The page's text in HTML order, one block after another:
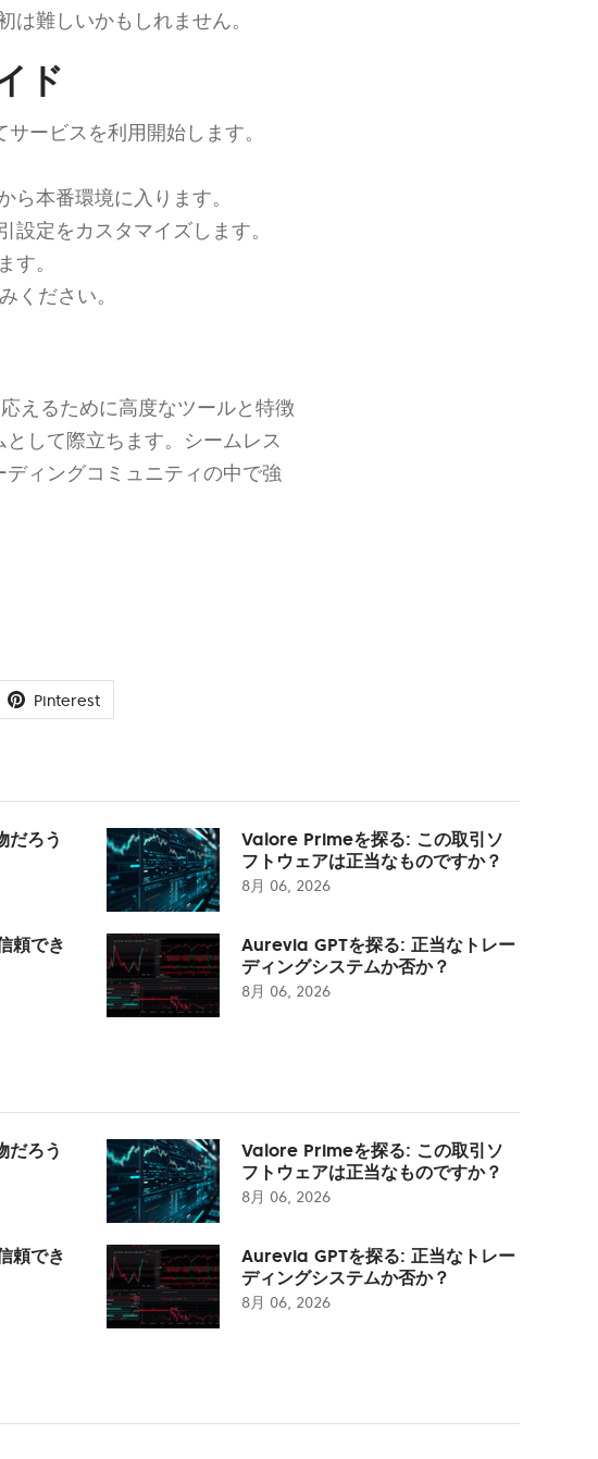
は難しいかもしれません。
ド
ービスを利用開始します。
本番環境に入ります。
設定をカスタマイズします。
す。
ください。
えるために高度なツールと特徴
して際立ちます。シームレス
ィングコミュニティの中で強
Pinterest
だろう
Valore Primeを探る: この取引ソ
フトウェアは正当なものですか？
8月 06, 2026
頼でき
Aurevia GPTを探る: 正当なトレー
ディングシステムか否か？
8月 06, 2026
だろう
Valore Primeを探る: この取引ソ
フトウェアは正当なものですか？
8月 06, 2026
頼でき
Aurevia GPTを探る: 正当なトレー
ディングシステムか否か？
8月 06, 2026